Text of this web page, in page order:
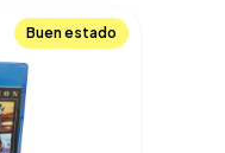
Buen estado